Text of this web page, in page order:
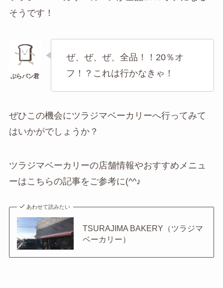
そうです！
ぜ、ぜ、ぜ、全品！！20％オ
フ！？これは行かなきゃ！
ぜひこの機会にツラジマベーカリーへ行ってみて
はいかがでしょうか？
ツラジマベーカリーの店舗情報やおすすめメニュ
ーはこちらの記事をご参考に(^^♪
あわせて読みたい
TSURAJIMA BAKERY（ツラジマ
ベーカリー）